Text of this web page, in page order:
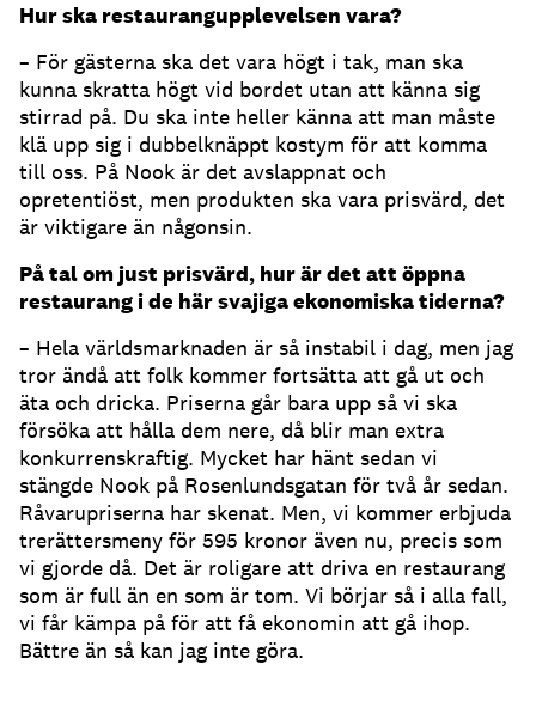
Hur ska restaurangupplevelsen vara?
– För gästerna ska det vara högt i tak, man ska
kunna skratta högt vid bordet utan att känna sig
stirrad på. Du ska inte heller känna att man måste
klä upp sig i dubbelknäppt kostym för att komma
till oss. På Nook är det avslappnat och
opretentiöst, men produkten ska vara prisvärd, det
är viktigare än någonsin.
På tal om just prisvärd, hur är det att öppna
restaurang i de här svajiga ekonomiska tiderna?
– Hela världsmarknaden är så instabil i dag, men jag
tror ändå att folk kommer fortsätta att gå ut och
äta och dricka. Priserna går bara upp så vi ska
försöka att hålla dem nere, då blir man extra
konkurrenskraftig. Mycket har hänt sedan vi
stängde Nook på Rosenlundsgatan för två år sedan.
Råvarupriserna har skenat. Men, vi kommer erbjuda
trerättersmeny för 595 kronor även nu, precis som
vi gjorde då. Det är roligare att driva en restaurang
som är full än en som är tom. Vi börjar så i alla fall,
vi får kämpa på för att få ekonomin att gå ihop.
Bättre än så kan jag inte göra.